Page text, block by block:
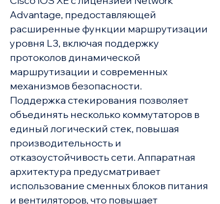
Advantage, предоставляющей
расширенные функции маршрутизации
уровня L3, включая поддержку
протоколов динамической
маршрутизации и современных
механизмов безопасности.
Поддержка стекирования позволяет
объединять несколько коммутаторов в
единый логический стек, повышая
производительность и
отказоустойчивость сети. Аппаратная
архитектура предусматривает
использование сменных блоков питания
и вентиляторов, что повышает